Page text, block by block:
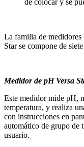
La familia de
Star se compone de
Medidor de pH Versa
Este medidor mide pH,
temperatura, y realiza
con instrucciones en
automático de grupo
usuario.